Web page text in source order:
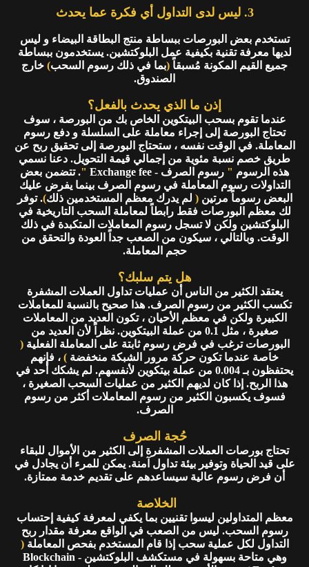
3. ليس لدى التداول أي فكرة عما يحدث
تستخدم بعض البورصات ببساطة منتج البطاقة البيضاء و ليس
لديها معرفة تقنية بكيفية عمل البلوكتشين. يستخدمون ببساطة
جميع القيم المكونة مُسبقاً (بما في ذلك رسوم السحب) خارج
الصندوق.
إذن ما الذي يحدث بالفعل؟
عندما تقوم بسحب البيتكوين الخاص بك من البورصة ، سوف
تحتاج البورصة إلى إجراء معاملة على السلسلة و دفع رسوم
المعاملة. في الوقت نفسه ، ستحتاج البورصة إلى تحقيق ربح عن
طريق خصم نسبة مئوية من إجمالي قيمة التحويل. دعنا نسمي
هذه الرسوم " رسوم الصرف - Exchange fee ". تتضمن بعض
التداولات رسوم المعاملة في رسوم الصرف بينما يفرض عليك
البعض رسوماً مرتين( لم يدرك معظم المستخدمين ذلك). توفر
لك معظم البورصات فقط رابطاً لمعاملة السحب التاريخية في
البلوكتشين ولكن لا تسجل رسوم المعاملات المتكبدة في ذلك
الوقت. وبالتالي ، سيكون من الصعب جداً العودة والتحقق من
حجم المعاملة.
هل يتم سلبك؟
يعتقد الكثير من الناس أن عمليات تداول العملات المشفرة
تكسب الكثير من رسوم الصرف. هذا صحيح بالنسبة للمعاملات
الكبيرة ولكن في معظم الأحيان ، تكون العديد من المعاملات
صغيرة ، مثل 0.1 من عملة البيتكوين. نظراً لأن العديد من
البورصات ترغب في فرض رسوم ثابتة على المعاملة الفعلية(
خاصة عندما تكون حركة مرور الشبكة منخفضة ) ، فإنهم
يحتفظون بـ 0.004 من عملة بيتكوين لأنفسهم. لم يشكك أحد في
هذا الربح. إذا كان لديهم الكثير من عمليات السحب الصغيرة ،
فسوف يكسبون الكثير من رسوم المعاملات أكثر من رسوم
الصرف.
حُجة الصرف
تحتاج بورصات العملات المشفرة إلى الكثير من الأموال للبقاء
على قيد الحياة وتوفير بيئة تداول آمنة. يمكن للمرء أن يجادل في
أن فرض رسوم عالية سيساعدهم على تقديم خدمة ممتازة.
الخلاصة
معظم المتداولين ليسوا تقنيين بما يكفي لمعرفة كيفية إحتساب
رسوم السحب. ليس من الصعب في الواقع معرفة مقدار ربح
التداول لكل عملية سحب إذا قام المستخدم بفحص المعاملة(
وهي متاحة بسهولة في مستكشف البلوكتشين - Blockchain